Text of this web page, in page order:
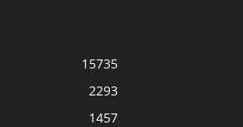
15735
2293
1457